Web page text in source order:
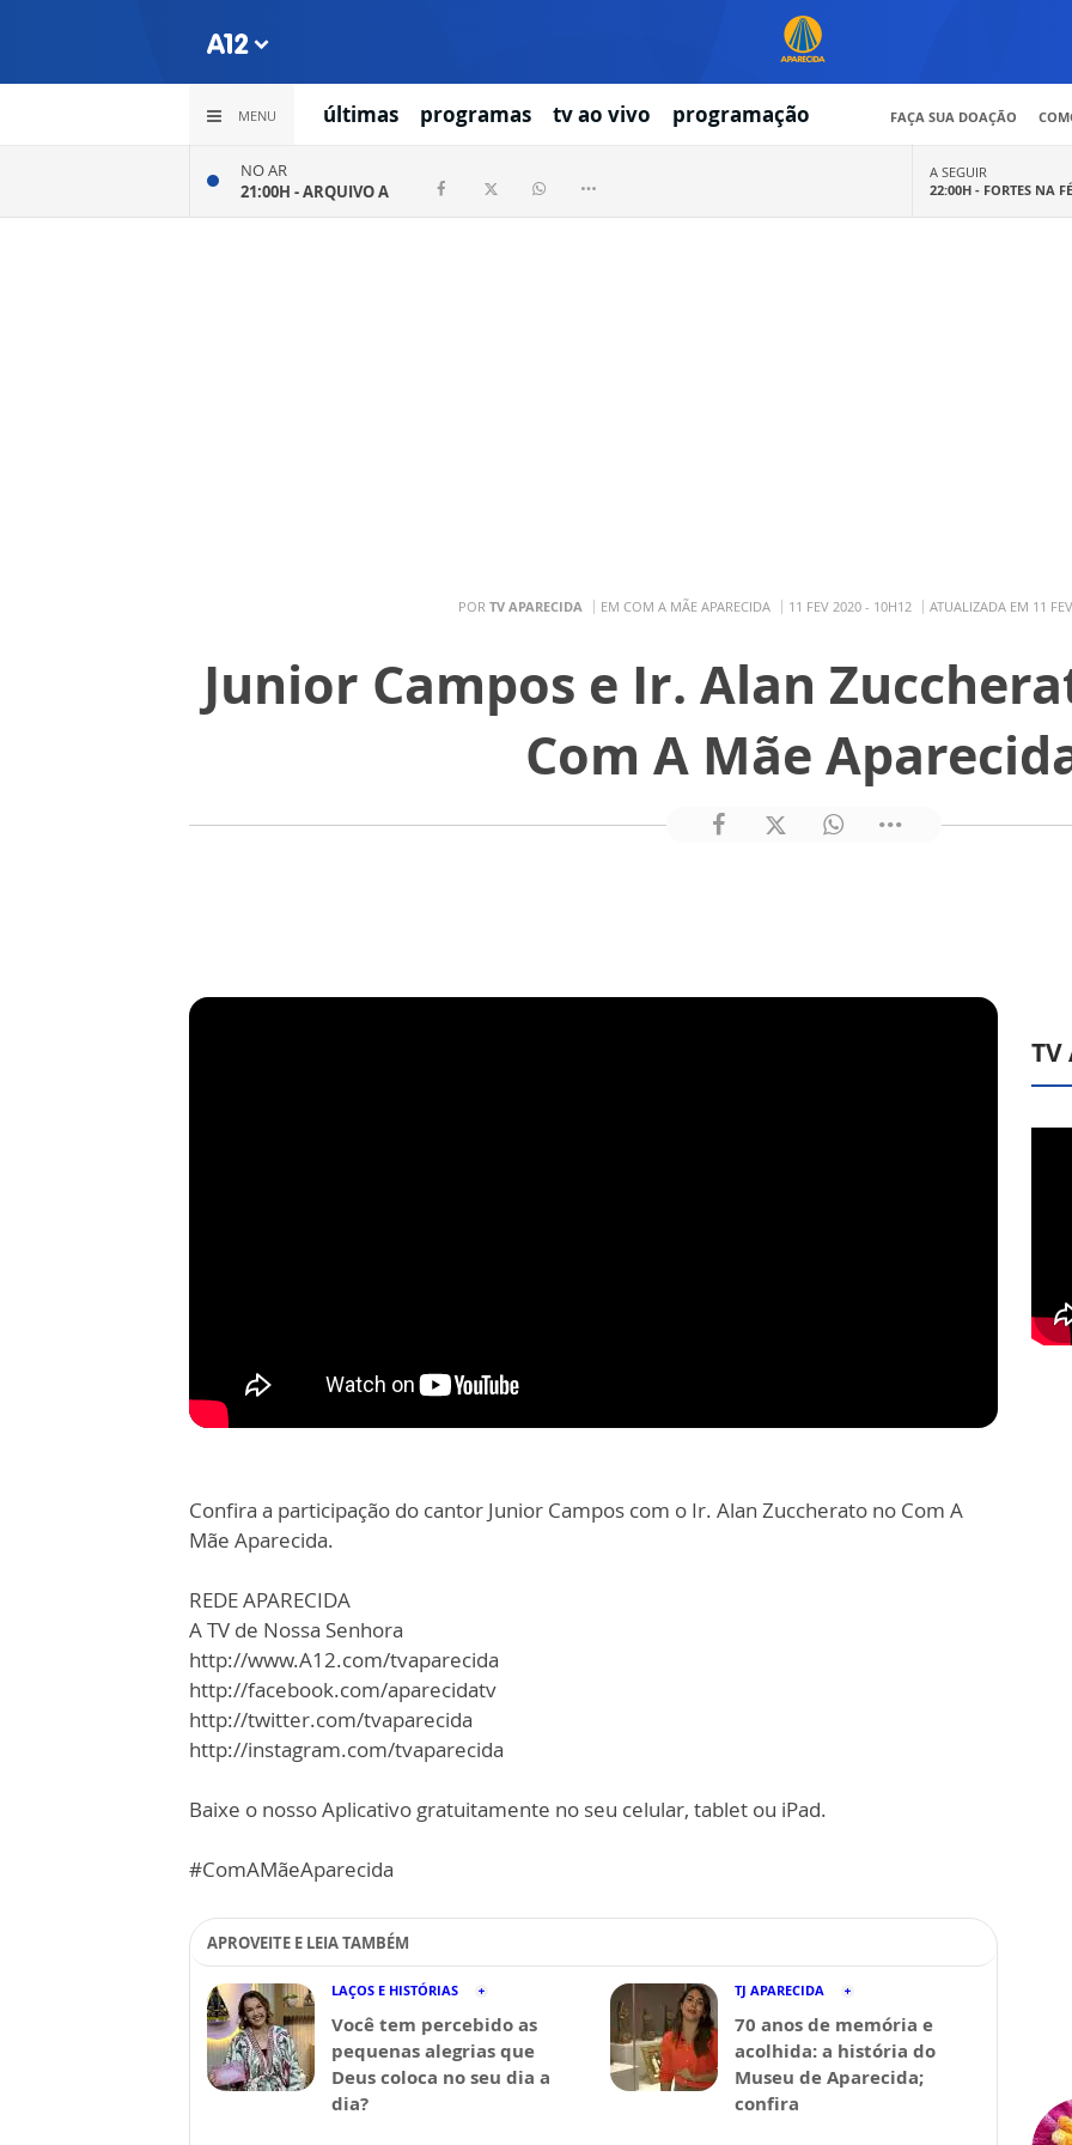
MENU últimas programas tv ao vivo programação FAÇA SUA DOAÇÃO
NO AR
21:00H -ARQUIVO A
A SEGUIR
22:00H - FORTES NA FÉ
POR TV APARECIDA EM COM A MÃE APARECIDA 11 FEV 2020 - 10H12 ATUALIZADA EM 11
Junior Campos e Ir. Alan
Com A Mãe
Confira a participação do cantor Junior Campos com o Ir. Alan Zuccherato no Com A
Mãe Aparecida.
REDE APARECIDA
A TV de Nossa Senhora
http://www.A12.com/tvaparecida
http://facebook.com/aparecidatv
http://twitter.com/tvaparecida
http://instagram.com/tvaparecida
Baixe o nosso Aplicativo gratuitamente no seu celular, tablet ou iPad.
#ComAMãeAparecida
APROVEITE E LEIA TAMBÉM
LAÇOS E HISTÓRIAS
Você tem percebido as
pequenas alegrias que
Deus coloca no seu dia a
dia?
TJ APARECIDA
70 anos de memória e
acolhida: a história do
Museu de Aparecida;
confira
TV